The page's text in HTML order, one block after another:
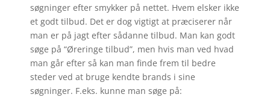
søgninger efter smykker på nettet. Hvem elsker ikke
et godt tilbud. Det er dog vigtigt at præciserer når
man er på jagt efter sådanne tilbud. Man kan godt
søge på “Øreringe tilbud”, men hvis man ved hvad
man går efter så kan man finde frem til bedre
steder ved at bruge kendte brands i sine
søgninger. F.eks. kunne man søge på: